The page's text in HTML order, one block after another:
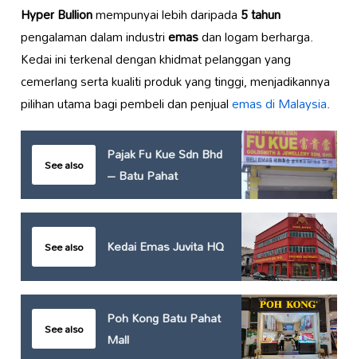
Hyper Bullionmempunyai lebih daripada5 tahun
pengalaman dalam industriemasdan logam berharga.
Kedai ini terkenal dengan khidmat pelanggan yang
cemerlang serta kualiti produk yang tinggi, menjadikannya
pilihan utama bagi pembeli dan penjualemas di Malaysia.
See also
Pajak Fu Kue Sdn Bhd
– Batu Pahat
See also Kedai Emas Juvita HQ
See also
Poh Kong Batu Pahat
Mall